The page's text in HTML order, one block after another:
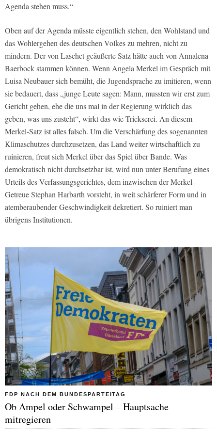
Agenda stehen muss.“
Oben auf der Agenda müsste eigentlich stehen, den Wohlstand und
das Wohlergehen des deutschen Volkes zu mehren, nicht zu
mindern. Der von Laschet geäußerte Satz hätte auch von Annalena
Baerbock stammen können. Wenn Angela Merkel im Gespräch mit
Luisa Neubauer sich bemüht, die Jugendsprache zu imitieren, wenn
sie bedauert, dass „junge Leute sagen: Mann, mussten wir erst zum
Gericht gehen, ehe die uns mal in der Regierung wirklich das
geben, was uns zusteht“, wirkt das wie Trickserei. An diesem
Merkel-Satz ist alles falsch. Um die Verschärfung des sogenannten
Klimaschutzes durchzusetzen, das Land weiter wirtschaftlich zu
ruinieren, freut sich Merkel über das Spiel über Bande. Was
demokratisch nicht durchsetzbar ist, wird nun unter Berufung eines
Urteils des Verfassungsgerichtes, dem inzwischen der Merkel-
Getreue Stephan Harbarth vorsteht, in weit schärferer Form und in
atemberaubender Geschwindigkeit dekretiert. So ruiniert man
übrigens Institutionen.
FDP NACH DEM BUNDESPARTEITAG
Ob Ampel oder Schwampel – Hauptsache
mitregieren